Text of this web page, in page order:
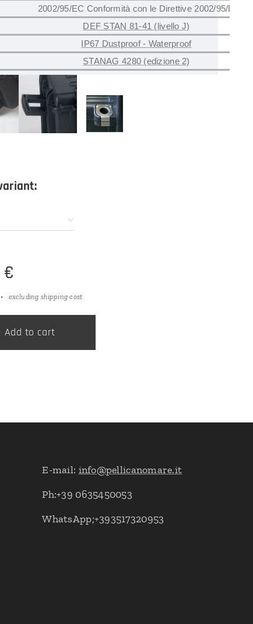
2002/95/EC Conformità con le Direttive 2002/95/EC
DEF STAN 81-41 (livello J)
IP67 Dustproof - Waterproof
STANAG 4280 (edizione 2)
€
excluding shipping cost
Add to cart
E-mail: info@pellicanomare.it
Ph:+39 0635450053
WhatsApp;+393517320953